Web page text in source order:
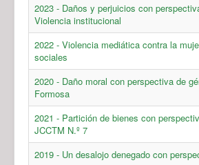
2023 - Daños y perjuicios con
Violencia institucional
2022 - Violencia mediática contra la
sociales
2020 - Daño moral con perspectiva de
Formosa
2021 - Partición de bienes con
JCCTM N.º 7
2019 - Un desalojo denegado con